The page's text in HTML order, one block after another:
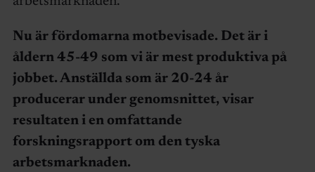
Nu är fördomarna motbevisade. Det är i
åldern 45-49 som vi är mest produktiva på
jobbet. Anställda som är 20-24 år
producerar under genomsnittet, visar
resultaten i en omfattande
forskningsrapport om den tyska
arbetsmarknaden.